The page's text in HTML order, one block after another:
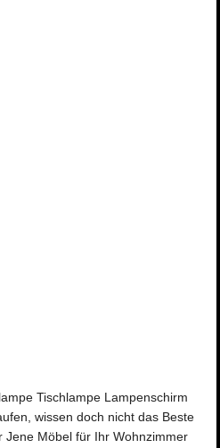
Tischlampe Lampenschirm
wissen doch nicht das Beste
Jene Möbel für Ihr Wohnzimmer